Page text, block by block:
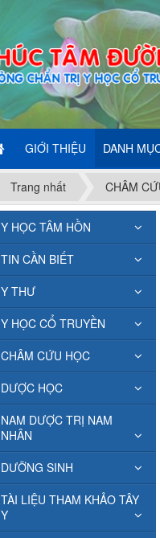
GIỚI THIỆU DANH
Trang nhất CHÂM
Y HỌC TÂM HỒN
TIN CẦN BIẾT
Y THƯ
Y HỌC CỔ TRUYỀN
CHÂM CỨU HỌC
DƯỢC HỌC
NAM DƯỢC TRỊ NAM
NHÂN
DƯỠNG SINH
TÀI LIỆU THAM KHẢO TÂY
Y